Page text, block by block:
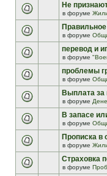
Не
в форуме
в форуме
перевод и
в форуме
проблемы
в форуме
Выплата
в форуме
В запасе
в форуме
Прописка в
в форуме
Страховка
в форуме